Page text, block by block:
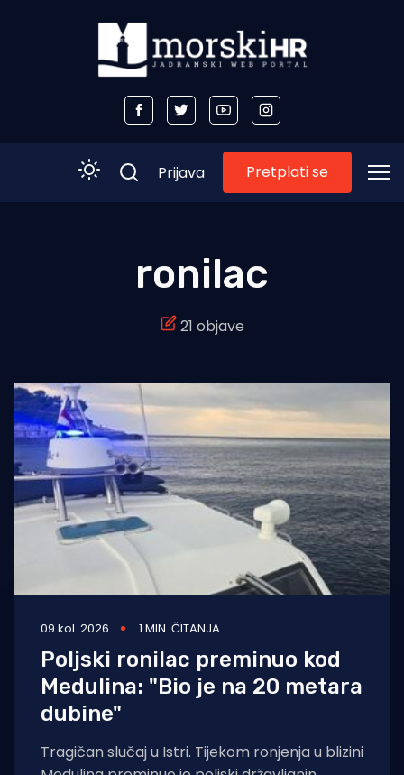
Otoci
Turizam i nautika
Pomorstvo
Ribolov
Ekologija
Prijava Pretplati se
ronilac
21 objave
09 kol. 2026 1 MIN. ČITANJA
Poljski ronilac preminuo kod
Medulina: "Bio je na 20 metara
dubine"
Tragičan slučaj u Istri. Tijekom ronjenja u blizini